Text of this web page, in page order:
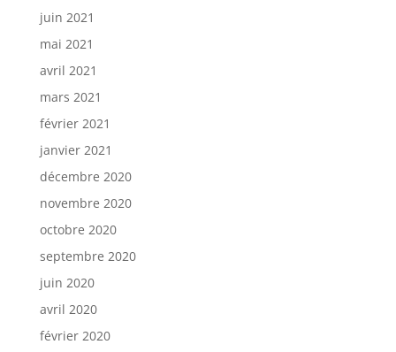
juin 2021
mai 2021
avril 2021
mars 2021
février 2021
janvier 2021
décembre 2020
novembre 2020
octobre 2020
septembre 2020
juin 2020
avril 2020
février 2020